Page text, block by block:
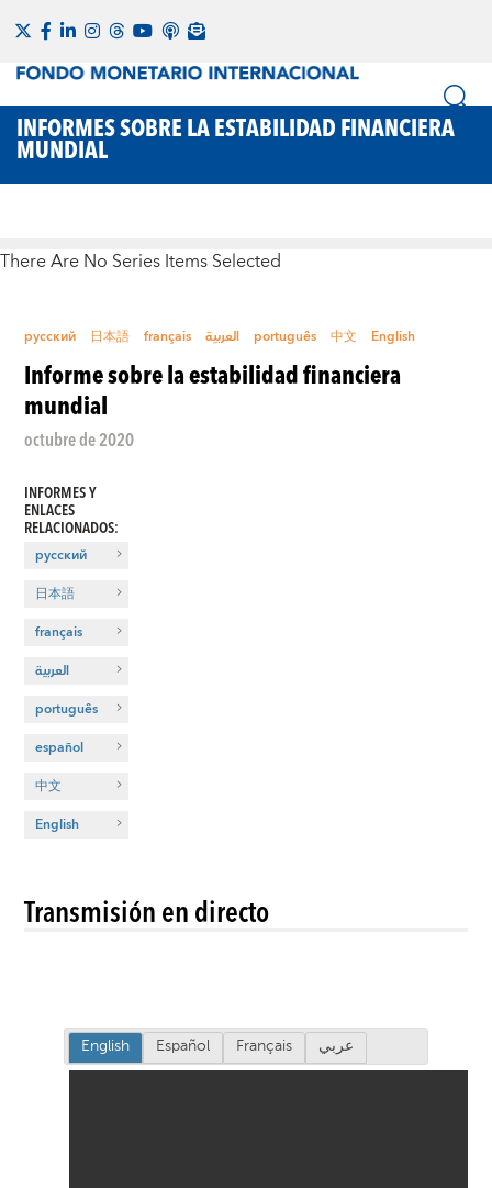
INFORMES SOBRE LA ESTABILIDAD FINANCIERA
MUNDIAL
There Are No Series Items Selected
русский 日本語 français العربية português 中文 English
Informe sobre la estabilidad financiera
mundial
octubre de 2020
INFORMES Y
ENLACES
RELACIONADOS:
русский
日本語
français
العربية
português
español
中文
English
Transmisión en directo
English Español Français عربي